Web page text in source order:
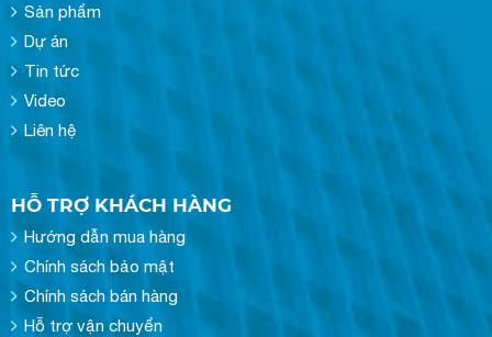
Sản phẩm
Dự án
Tin tức
Video
Liên hệ
HỖ TRỢ KHÁCH HÀNG
Hướng dẫn mua hàng
Chính sách bảo mật
Chính sách bán hàng
Hỗ trợ vận chuyển